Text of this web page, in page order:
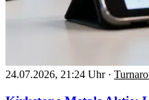
24.07.2026, 21:24 Uhr ·